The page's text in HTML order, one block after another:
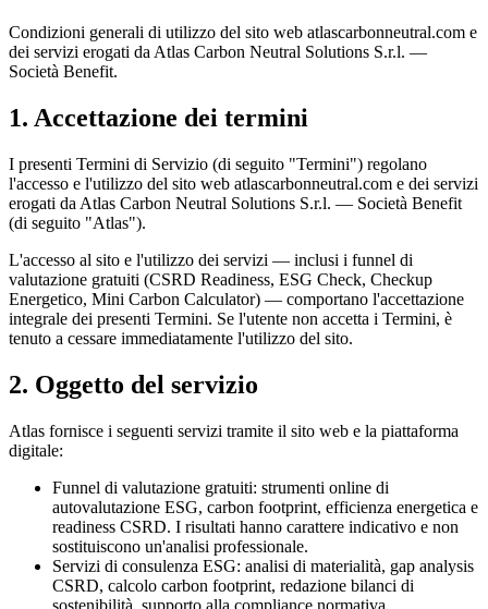
Condizioni generali di utilizzo del sito web atlascarbonneutral.com e
dei servizi erogati da Atlas Carbon Neutral Solutions S.r.l. —
Società Benefit.
1. Accettazione dei termini
I presenti Termini di Servizio (di seguito "Termini") regolano
l'accesso e l'utilizzo del sito web atlascarbonneutral.com e dei servizi
erogati da Atlas Carbon Neutral Solutions S.r.l. — Società Benefit
(di seguito "Atlas").
L'accesso al sito e l'utilizzo dei servizi — inclusi i funnel di
valutazione gratuiti (CSRD Readiness, ESG Check, Checkup
Energetico, Mini Carbon Calculator) — comportano l'accettazione
integrale dei presenti Termini. Se l'utente non accetta i Termini, è
tenuto a cessare immediatamente l'utilizzo del sito.
2. Oggetto del servizio
Atlas fornisce i seguenti servizi tramite il sito web e la piattaforma
digitale:
Funnel di valutazione gratuiti: strumenti online di
autovalutazione ESG, carbon footprint, efficienza energetica e
readiness CSRD. I risultati hanno carattere indicativo e non
sostituiscono un'analisi professionale.
Servizi di consulenza ESG: analisi di materialità, gap analysis
CSRD, calcolo carbon footprint, redazione bilanci di
sostenibilità, supporto alla compliance normativa.